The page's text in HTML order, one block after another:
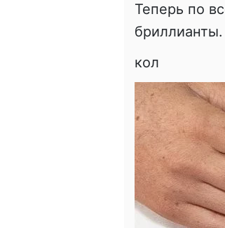
Теперь по
бриллианты.
кол